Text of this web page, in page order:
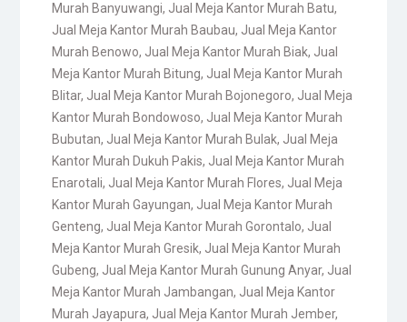
Murah Banyuwangi, Jual Meja Kantor Murah Batu,
Jual Meja Kantor Murah Baubau, Jual Meja Kantor
Murah Benowo, Jual Meja Kantor Murah Biak, Jual
Meja Kantor Murah Bitung, Jual Meja Kantor Murah
Blitar, Jual Meja Kantor Murah Bojonegoro, Jual Meja
Kantor Murah Bondowoso, Jual Meja Kantor Murah
Bubutan, Jual Meja Kantor Murah Bulak, Jual Meja
Kantor Murah Dukuh Pakis, Jual Meja Kantor Murah
Enarotali, Jual Meja Kantor Murah Flores, Jual Meja
Kantor Murah Gayungan, Jual Meja Kantor Murah
Genteng, Jual Meja Kantor Murah Gorontalo, Jual
Meja Kantor Murah Gresik, Jual Meja Kantor Murah
Gubeng, Jual Meja Kantor Murah Gunung Anyar, Jual
Meja Kantor Murah Jambangan, Jual Meja Kantor
Murah Jayapura, Jual Meja Kantor Murah Jember,